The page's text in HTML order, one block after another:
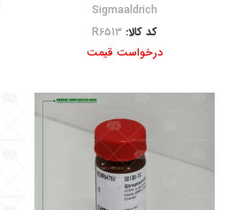
Sigmaaldrich
کد کالا: R6513
درخواست قیمت